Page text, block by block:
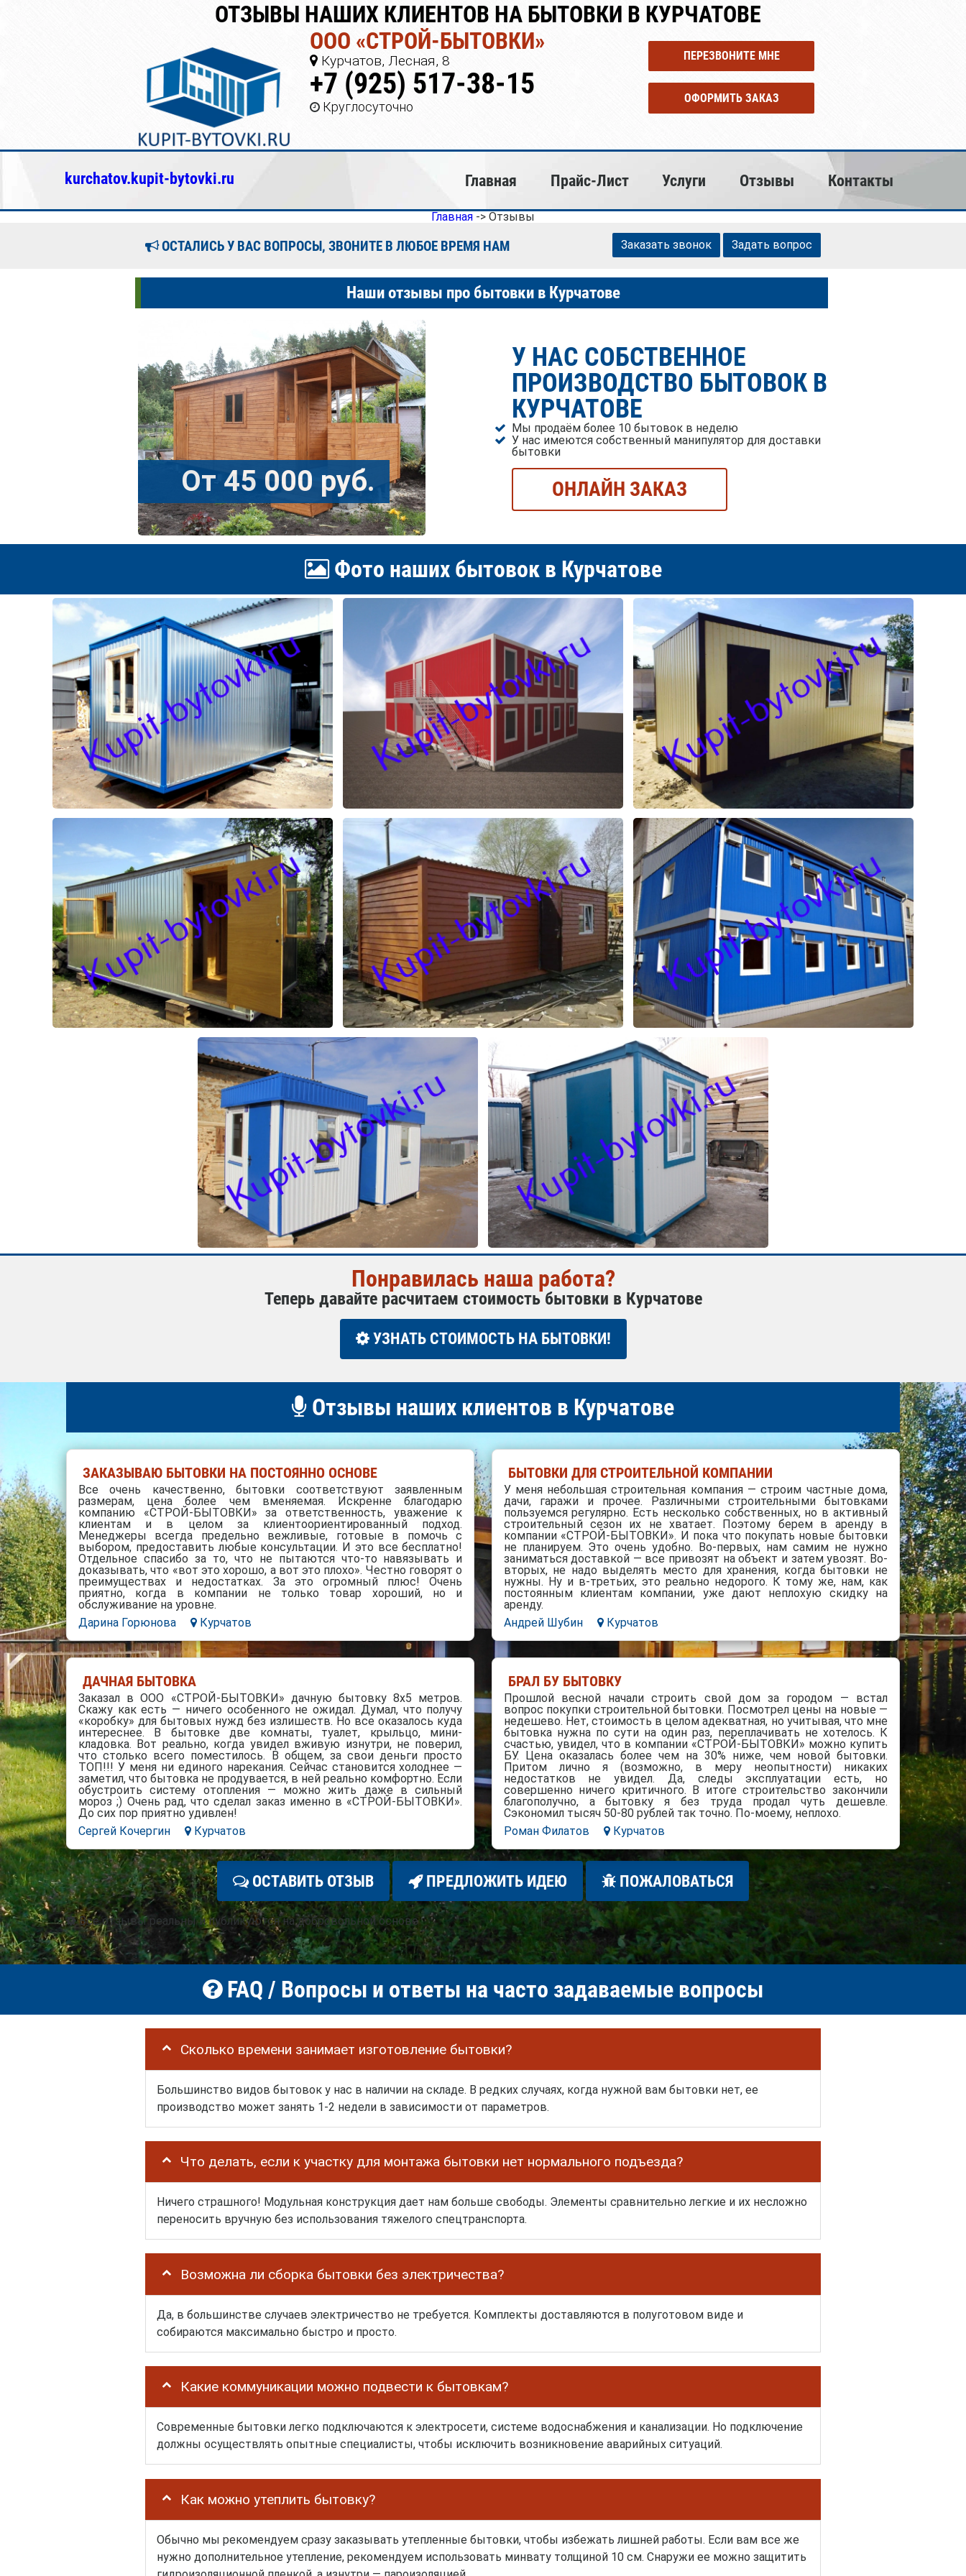
ОТЗЫВЫ НАШИХ КЛИЕНТОВ НА БЫТОВКИ В КУРЧАТОВЕ
ООО «СТРОЙ-БЫТОВКИ»
Курчатов, Лесная, 8
+7 (925) 517-38-15
Круглосуточно
ПЕРЕЗВОНИТЕ МНЕ
ОФОРМИТЬ ЗАКАЗ
kurchatov.kupit-bytovki.ru Главная Прайс-Лист Услуги Отзывы Контакты
Главная -> Отзывы
ОСТАЛИСЬ У ВАС ВОПРОСЫ, ЗВОНИТЕ В ЛЮБОЕ ВРЕМЯ НАМ Заказать звонок Задать вопрос
Наши отзывы про бытовки в Курчатове
От 45 000 руб.
У НАС СОБСТВЕННОЕ
ПРОИЗВОДСТВО БЫТОВОК В
КУРЧАТОВЕ
Мы продаём более 10 бытовок в неделю
У нас имеются собственный манипулятор для доставки
бытовки
ОНЛАЙН ЗАКАЗ
Фото наших бытовок в Курчатове
Понравилась наша работа?
Теперь давайте расчитаем стоимость бытовки в Курчатове
УЗНАТЬ СТОИМОСТЬ НА БЫТОВКИ!
Отзывы наших клиентов в Курчатове
ЗАКАЗЫВАЮ БЫТОВКИ НА ПОСТОЯННО ОСНОВЕ
Все очень качественно, бытовки соответствуют заявленным
размерам, цена более чем вменяемая. Искренне благодарю
компанию «СТРОЙ-БЫТОВКИ» за ответственность, уважение к
клиентам и в целом за клиентоориентированный подход.
Менеджеры всегда предельно вежливые, готовые в помочь с
выбором, предоставить любые консультации. И это все бесплатно!
Отдельное спасибо за то, что не пытаются что-то навязывать и
доказывать, что «вот это хорошо, а вот это плохо». Честно говорят о
преимуществах и недостатках. За это огромный плюс! Очень
приятно, когда в компании не только товар хороший, но и
обслуживание на уровне.
Дарина Горюнова
Курчатов
БЫТОВКИ ДЛЯ СТРОИТЕЛЬНОЙ КОМПАНИИ
У меня небольшая строительная компания — строим частные дома,
дачи, гаражи и прочее. Различными строительными бытовками
пользуемся регулярно. Есть несколько собственных, но в активный
строительный сезон их не хватает. Поэтому берем в аренду в
компании «СТРОЙ-БЫТОВКИ». И пока что покупать новые бытовки
не планируем. Это очень удобно. Во-первых, нам самим не нужно
заниматься доставкой — все привозят на объект и затем увозят. Во-
вторых, не надо выделять место для хранения, когда бытовки не
нужны. Ну и в-третьих, это реально недорого. К тому же, нам, как
постоянным клиентам компании, уже дают неплохую скидку на
аренду.
Андрей Шубин
Курчатов
ДАЧНАЯ БЫТОВКА
Заказал в ООО «СТРОЙ-БЫТОВКИ» дачную бытовку 8х5 метров.
Скажу как есть — ничего особенного не ожидал. Думал, что получу
«коробку» для бытовых нужд без излишеств. Но все оказалось куда
интереснее. В бытовке две комнаты, туалет, крыльцо, мини-
кладовка. Вот реально, когда увидел вживую изнутри, не поверил,
что столько всего поместилось. В общем, за свои деньги просто
ТОП!!! У меня ни единого нарекания. Сейчас становится холоднее —
заметил, что бытовка не продувается, в ней реально комфортно. Если
обустроить систему отопления — можно жить даже в сильный
мороз ;) Очень рад, что сделал заказ именно в «СТРОЙ-БЫТОВКИ».
До сих пор приятно удивлен!
Сергей Кочергин
Курчатов
БРАЛ БУ БЫТОВКУ
Прошлой весной начали строить свой дом за городом — встал
вопрос покупки строительной бытовки. Посмотрел цены на новые —
недешево. Нет, стоимость в целом адекватная, но учитывая, что мне
бытовка нужна по сути на один раз, переплачивать не хотелось. К
счастью, увидел, что в компании «СТРОЙ-БЫТОВКИ» можно купить
БУ. Цена оказалась более чем на 30% ниже, чем новой бытовки.
Притом лично я (возможно, в меру неопытности) никаких
недостатков не увидел. Да, следы эксплуатации есть, но
совершенно ничего критичного. В итоге строительство закончили
благополучно, а бытовку я без труда продал чуть дешевле.
Сэкономил тысяч 50-80 рублей так точно. По-моему, неплохо.
Роман Филатов
Курчатов
ОСТАВИТЬ ОТЗЫВ ПРЕДЛОЖИТЬ ИДЕЮ ПОЖАЛОВАТЬСЯ
Все отзывы реальны и публикуются на добровольной основе
FAQ / Вопросы и ответы на часто задаваемые вопросы
Сколько времени занимает изготовление бытовки?
Большинство видов бытовок у нас в наличии на складе. В редких случаях, когда нужной вам бытовки нет, ее
производство может занять 1-2 недели в зависимости от параметров.
Что делать, если к участку для монтажа бытовки нет нормального подъезда?
Ничего страшного! Модульная конструкция дает нам больше свободы. Элементы сравнительно легкие и их несложно
переносить вручную без использования тяжелого спецтранспорта.
Возможна ли сборка бытовки без электричества?
Да, в большинстве случаев электричество не требуется. Комплекты доставляются в полуготовом виде и
собираются максимально быстро и просто.
Какие коммуникации можно подвести к бытовкам?
Современные бытовки легко подключаются к электросети, системе водоснабжения и канализации. Но подключение
должны осуществлять опытные специалисты, чтобы исключить возникновение аварийных ситуаций.
Как можно утеплить бытовку?
Обычно мы рекомендуем сразу заказывать утепленные бытовки, чтобы избежать лишней работы. Если вам все же
нужно дополнительное утепление, рекомендуем использовать минвату толщиной 10 см. Снаружи ее можно защитить